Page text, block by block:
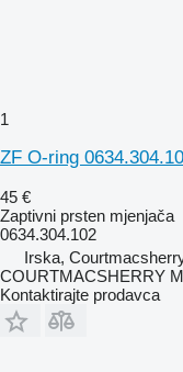
1
ZF O-ring
45 €
Zaptivni prsten mjenjača
0634.304.102
Irska,
COURTMACSHERRY
Kontaktirajte prodavca